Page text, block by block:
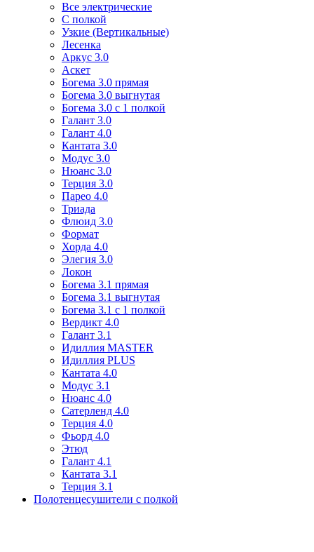
Все электрические
С полкой
Узкие (Вертикальные)
Лесенка
Аркус 3.0
Аскет
Богема 3.0 прямая
Богема 3.0 выгнутая
Богема 3.0 с 1 полкой
Галант 3.0
Галант 4.0
Кантата 3.0
Модус 3.0
Нюанс 3.0
Терция 3.0
Парео 4.0
Триада
Флюид 3.0
Формат
Хорда 4.0
Элегия 3.0
Локон
Богема 3.1 прямая
Богема 3.1 выгнутая
Богема 3.1 с 1 полкой
Вердикт 4.0
Галант 3.1
Идиллия MASTER
Идиллия PLUS
Кантата 4.0
Модус 3.1
Нюанс 4.0
Сатерленд 4.0
Терция 4.0
Фьорд 4.0
Этюд
Галант 4.1
Кантата 3.1
Терция 3.1
Полотенцесушители с полкой